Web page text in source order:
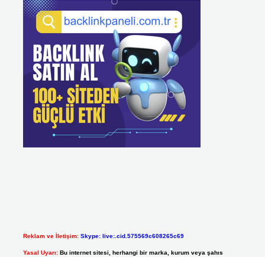
Reklam ve İletişim: Skype: live:.cid.575569c608265c69
Yasal Uyarı: Bu internet sitesi, herhangi bir marka, kurum veya şahıs